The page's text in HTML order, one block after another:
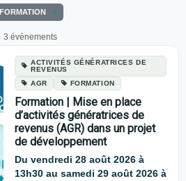
FORMATION
3 événements
ACTIVITÉS GÉNÉRATRICES DE
REVENUS
AGR
FORMATION
Formation | Mise en place
d’activités génératrices de
revenus (AGR) dans un projet
de développement
Du vendredi 28 août 2026 à
13h30 au samedi 29 août 2026 à